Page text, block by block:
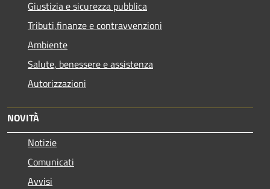
Giustizia e sicurezza pubblica
Tributi,finanze e contravvenzioni
Ambiente
Salute, benessere e assistenza
Autorizzazioni
NOVITÀ
Notizie
Comunicati
Avvisi